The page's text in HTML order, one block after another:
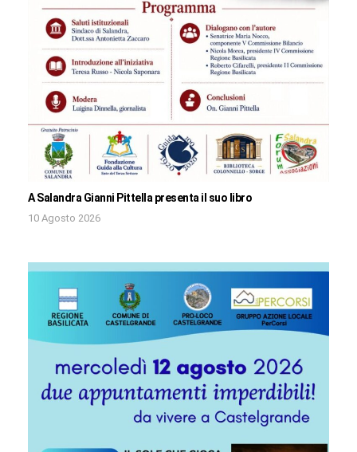
A Salandra Gianni Pittella presenta il suo libro
10 Agosto 2026